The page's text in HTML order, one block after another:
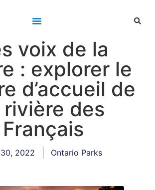
voix de la
: explorer le
d’accueil de
rivière des
Français
2022 Ontario Parks